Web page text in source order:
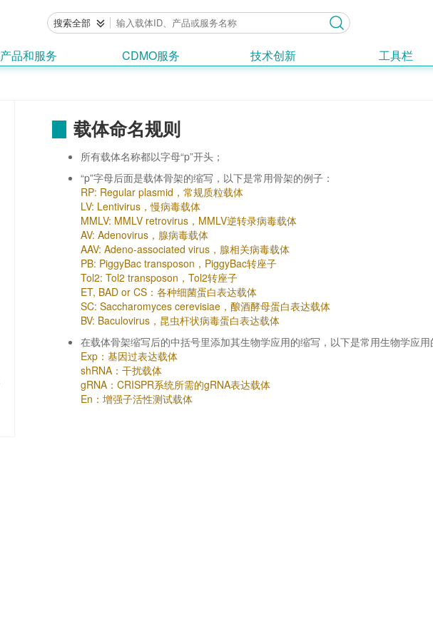
搜索全部
产品和服务 CDMO服务 技术创新 工具栏
载体命名规则
所有载体名称都以字母“p”开头；
“p”字母后面是载体骨架的缩写，以下是常用骨架的例子：
RP: Regular plasmid，常规质粒载体
LV: Lentivirus，慢病毒载体
MMLV: MMLV retrovirus，MMLV逆转录病毒载体
AV: Adenovirus，腺病毒载体
AAV: Adeno-associated virus，腺相关病毒载体
PB: PiggyBac transposon，PiggyBac转座子
Tol2: Tol2 transposon，Tol2转座子
ET, BAD or CS：各种细菌蛋白表达载体
SC: Saccharomyces cerevisiae，酿酒酵母蛋白表达载体
BV: Baculovirus，昆虫杆状病毒蛋白表达载体
在载体骨架缩写后的中括号里添加其生物学应用的缩写，以下是常用生物学应
Exp：基因过表达载体
shRNA：干扰载体
gRNA：CRISPR系统所需的gRNA表达载体
En：增强子活性测试载体